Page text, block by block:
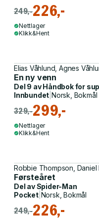
249,-226,-
Nettlager
Klikk&Hent
Elias Våhlund, Agnes
En ny venn
Del 9 avHåndbok for
Innbundet |Norsk, Bokmål
329,-299,-
Nettlager
Klikk&Hent
Robbie Thompson,
Førsteåret
Del avSpider-Man
Pocket| Norsk, Bokmål
249,-226,-